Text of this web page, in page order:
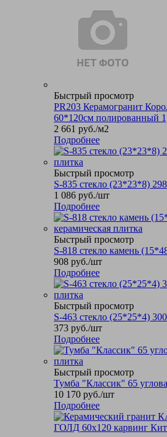
Быстрый просмотр
PR203 Керамогранит
60*120см полированный
2 661 руб./м2
Подробнее
Быстрый просмотр
S-835 стекло (23*23*8)
1 086 руб./шт
Подробнее
Быстрый просмотр
S-818 стекло камень
908 руб./шт
Подробнее
Быстрый просмотр
S-463 стекло (25*25*4)
373 руб./шт
Подробнее
Быстрый просмотр
Тумба "Классик" 65
10 170 руб./шт
Подробнее